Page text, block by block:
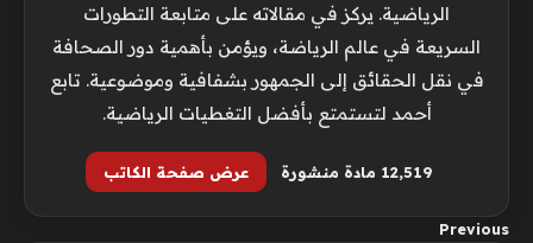
الرياضية. يركز في مقالاته على متابعة التطورات
السريعة في عالم الرياضة، ويؤمن بأهمية دور الصحافة
في نقل الحقائق إلى الجمهور بشفافية وموضوعية. تابع
أحمد لتستمتع بأفضل التغطيات الرياضية.
12٬519 مادة منشورة عرض صفحة الكاتب
Previous